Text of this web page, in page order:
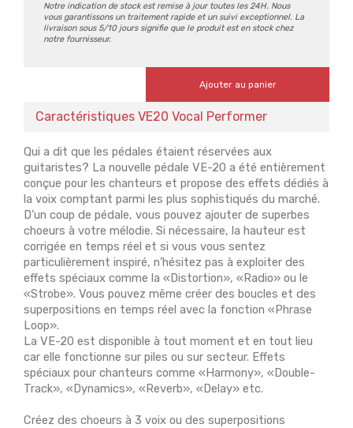
Notre indication de stock est remise à jour toutes les 24H. Nous
vous garantissons un traitement rapide et un suivi exceptionnel. La
livraison sous 5/10 jours signifie que le produit est en stock chez
notre fournisseur.
Ajouter au panier
Caractéristiques VE20 Vocal Performer
Qui a dit que les pédales étaient réservées aux
guitaristes? La nouvelle pédale VE-20 a été entièrement
conçue pour les chanteurs et propose des effets dédiés à
la voix comptant parmi les plus sophistiqués du marché.
D’un coup de pédale, vous pouvez ajouter de superbes
choeurs à votre mélodie. Si nécessaire, la hauteur est
corrigée en temps réel et si vous vous sentez
particulièrement inspiré, n’hésitez pas à exploiter des
effets spéciaux comme la «Distortion», «Radio» ou le
«Strobe». Vous pouvez même créer des boucles et des
superpositions en temps réel avec la fonction «Phrase
Loop».
La VE-20 est disponible à tout moment et en tout lieu
car elle fonctionne sur piles ou sur secteur. Effets
spéciaux pour chanteurs comme «Harmony», «Double-
Track», «Dynamics», «Reverb», «Delay» etc.
Créez des choeurs à 3 voix ou des superpositions